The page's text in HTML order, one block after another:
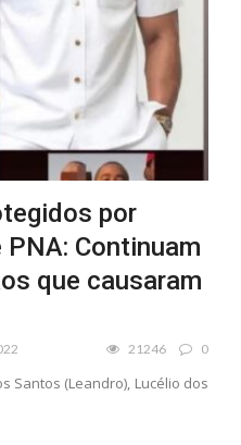
por
Continuam
que causaram
21246 0
Santos (Leandro), Lucélio dos